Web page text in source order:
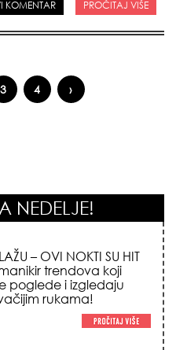
KOMENTAR PROČITAJ VIŠE
3 4 ›
NEDELJE!
– OVI NOKTI SU HIT
manikir trendova koji
poglede i izgledaju
rukama!